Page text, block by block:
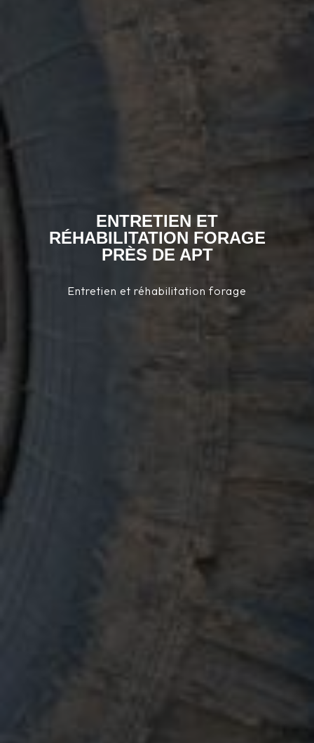
ENTRETIEN ET
RÉHABILITATION FORAGE
PRÈS DE APT
Entretien et réhabilitation forage